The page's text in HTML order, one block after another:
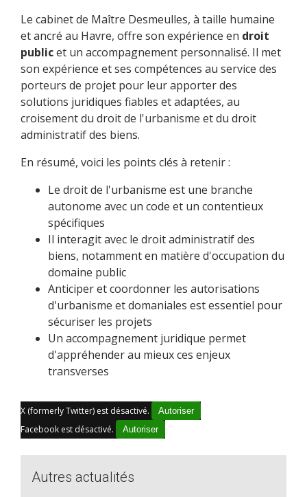
Le cabinet de Maître Desmeulles, à taille humaine
et ancré au Havre, offre son expérience en droit
publicet un accompagnement personnalisé. Il met
son expérience et ses compétences au service des
porteurs de projet pour leur apporter des
solutions juridiques fiables et adaptées, au
croisement du droit de l'urbanisme et du droit
administratif des biens.
En résumé, voici les points clés à retenir :
Le droit de l'urbanisme est une branche
autonome avec un code et un contentieux
spécifiques
Il interagit avec le droit administratif des
biens, notamment en matière d'occupation du
domaine public
Anticiper et coordonner les autorisations
d'urbanisme et domaniales est essentiel pour
sécuriser les projets
Un accompagnement juridique permet
d'appréhender au mieux ces enjeux
transverses
X (formerly Twitter) est désactivé. Autoriser
Facebook est désactivé. Autoriser
Autres actualités